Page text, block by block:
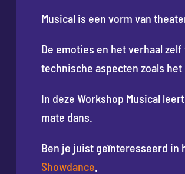
Musical is een vorm van
De emoties en het verhaal
technische aspecten zoals
In deze Workshop Musical
mate dans.
Ben je juist geïnteresseerd in
Showdance